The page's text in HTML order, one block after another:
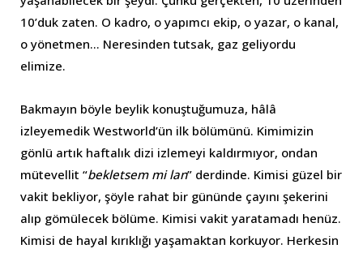
10’duk zaten. O kadro, o yapımcı ekip, o yazar, o kanal,
o yönetmen… Neresinden tutsak, gaz geliyordu
elimize.
Bakmayın böyle beylik konuştuğumuza, hâlâ
izleyemedik Westworld’ün ilk bölümünü. Kimimizin
gönlü artık haftalık dizi izlemeyi kaldırmıyor, ondan
mütevellit “bekletsem mi lan” derdinde. Kimisi güzel bir
vakit bekliyor, şöyle rahat bir gününde çayını şekerini
alıp gömülecek bölüme. Kimisi vakit yaratamadı henüz.
Kimisi de hayal kırıklığı yaşamaktan korkuyor. Herkesin